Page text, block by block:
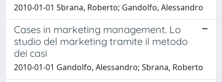
2010-01-01 Sbrana, Roberto; Gandolfo, Alessandro
Cases in marketing management. Lo
studio del marketing tramite il metodo
dei casi
2010-01-01 Gandolfo, Alessandro; Sbrana, Roberto